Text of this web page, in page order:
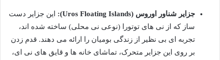
جزایر شناور اوروس (Uros Floating Islands):
این جزایر دست
ساز که از نی های توتورا (نوعی نی محلی) ساخته شده اند،
تجربه ای بی نظیر از زندگی بومیان را ارائه می دهند. قدم زدن
بر روی این جزایر متحرک، تماشای خانه ها و قایق های نی ای،